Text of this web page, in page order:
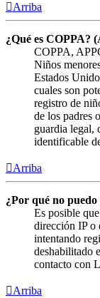
Arriba
¿Qué es COPPA?
COPPA,
Niños
Estados
cuales son
registro de
de los padres
guardia legal,
identificable
Arriba
¿Por qué no
Es posible
dirección IP o
intentando
deshabilitado
contacto con
Arriba